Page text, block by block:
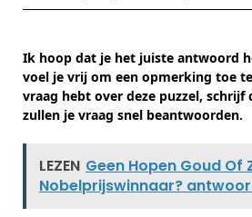
Ik hoop dat je het juiste antwoord
voel je vrij om een ​​opmerking toe
vraag hebt over deze puzzel, schrijf
zullen je vraag snel beantwoorden.
LEZEN Geen Hopen Goud Of
Nobelprijswinnaar?